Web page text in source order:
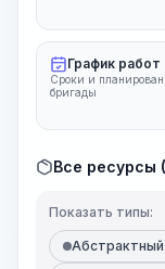
График работ
Сроки и
бригады
Все ресурсы
Показать типы: